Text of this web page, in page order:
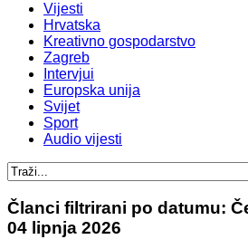
Vijesti
Hrvatska
Kreativno gospodarstvo
Zagreb
Intervjui
Europska unija
Svijet
Sport
Audio vijesti
Članci filtrirani po datumu:
04 lipnja 2026